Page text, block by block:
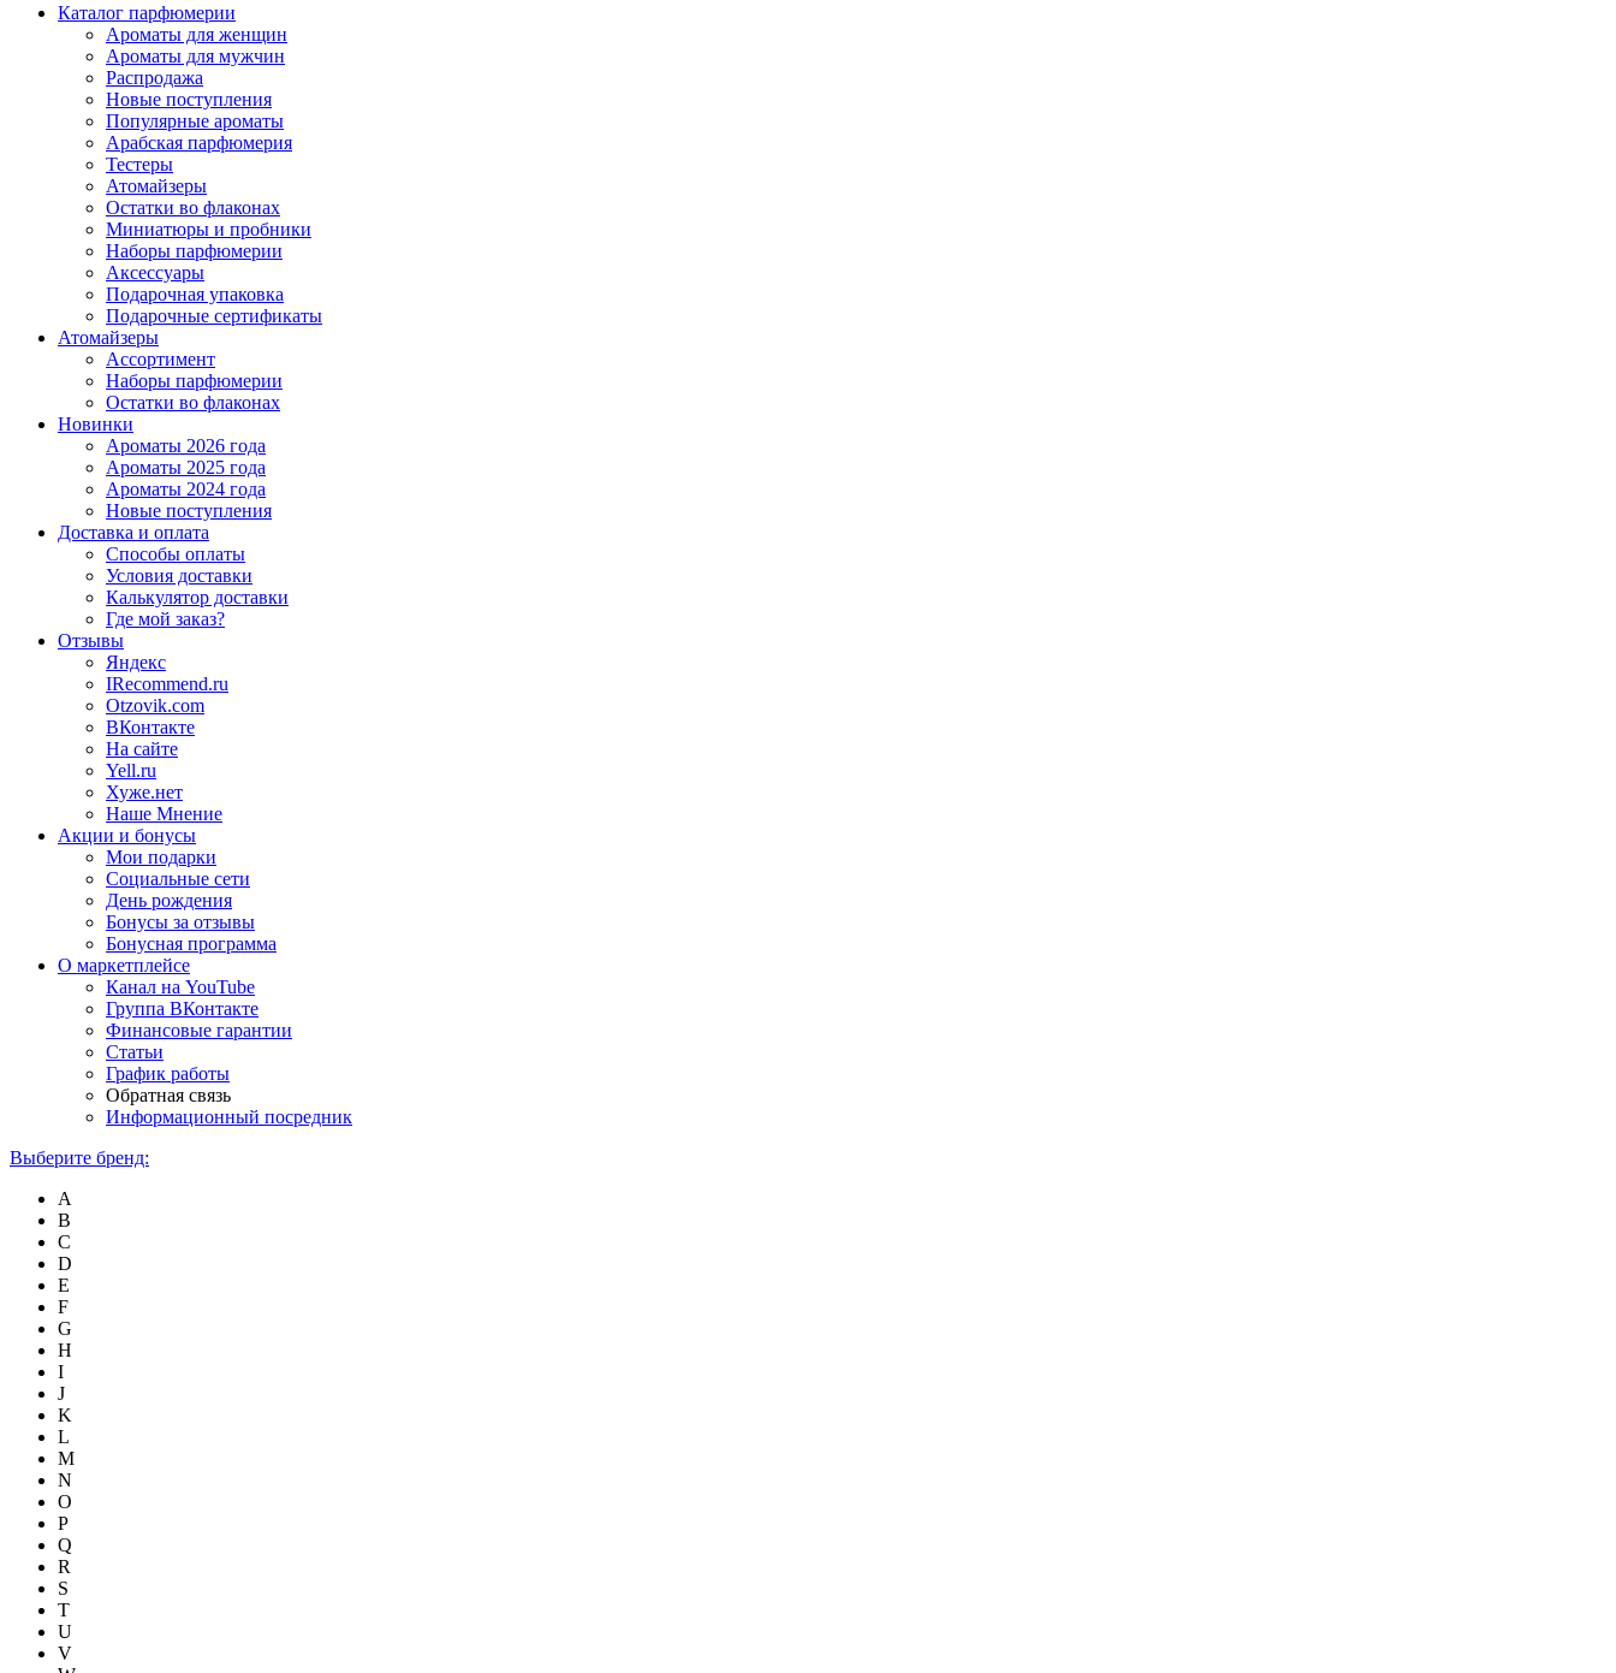
Каталог парфюмерии
Ароматы для женщин
Ароматы для мужчин
Распродажа
Новые поступления
Популярные ароматы
Арабская парфюмерия
Тестеры
Атомайзеры
Остатки во флаконах
Миниатюры и пробники
Наборы парфюмерии
Аксессуары
Подарочная упаковка
Подарочные сертификаты
Атомайзеры
Ассортимент
Наборы парфюмерии
Остатки во флаконах
Новинки
Ароматы 2026 года
Ароматы 2025 года
Ароматы 2024 года
Новые поступления
Доставка и оплата
Способы оплаты
Условия доставки
Калькулятор доставки
Где мой заказ?
Отзывы
Яндекс
IRecommend.ru
Otzovik.com
ВКонтакте
На сайте
Yell.ru
Хуже.нет
Наше Мнение
Акции и бонусы
Мои подарки
Социальные сети
День рождения
Бонусы за отзывы
Бонусная программа
О маркетплейсе
Канал на YouTube
Группа ВКонтакте
Финансовые гарантии
Статьи
График работы
Обратная связь
Информационный посредник
Выберите бренд:
A
B
C
D
E
F
G
H
I
J
K
L
M
N
O
P
Q
R
S
T
U
V